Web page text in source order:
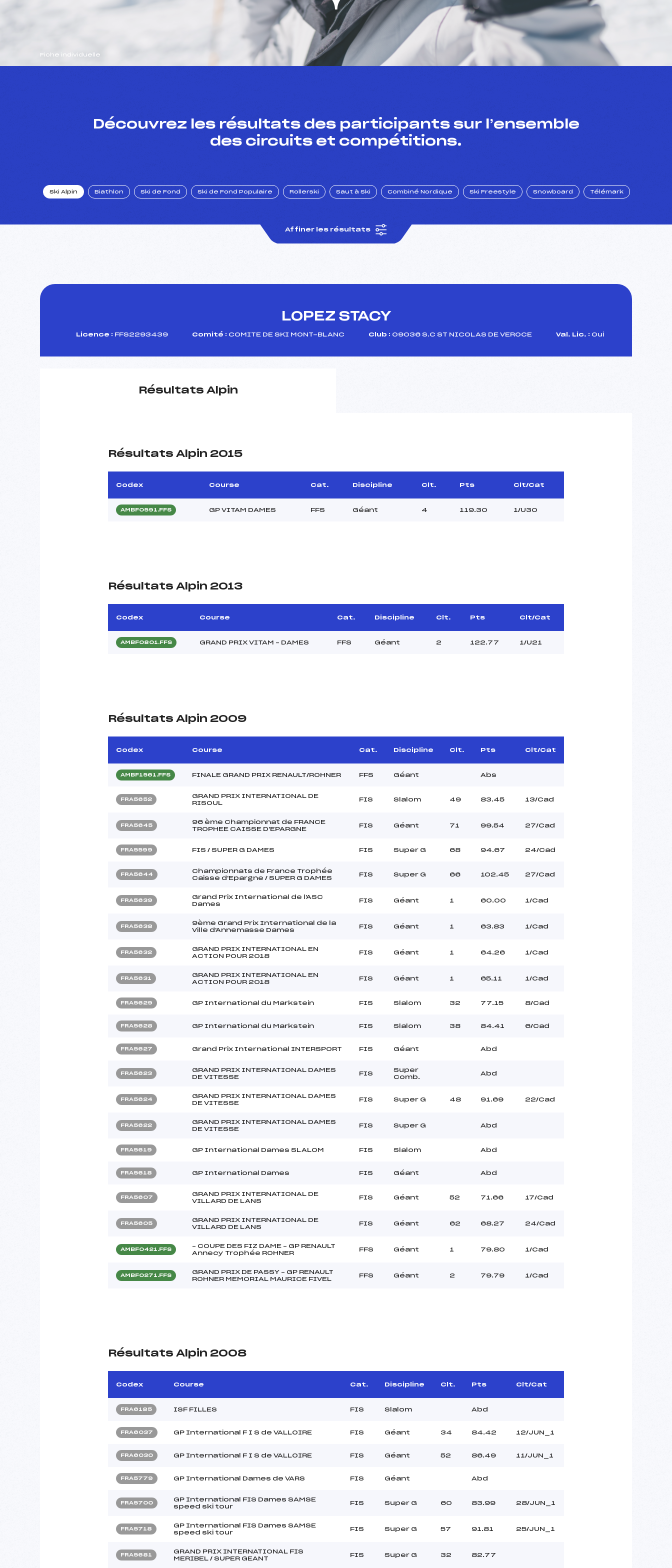
Fiche individuelle
Découvrez les résultats des participants sur l’ensemble
des circuits et compétitions.
Ski Alpin Biathlon Ski de Fond Ski de Fond Populaire Rollerski Saut à Ski Combiné Nordique Ski Freestyle Snowboard Télémark
Affiner les résultats
LOPEZ STACY
Licence : FFS2293439 Comité : COMITE DE SKI MONT-BLANC Club : 09036 S.C ST NICOLAS DE VEROCE Val. Lic. : Oui
Résultats Alpin
Résultats Alpin 2015
Codex Course Cat. Discipline Clt. Pts Clt/Cat
AMBF0591.FFS GP VITAM DAMES FFS Géant 4 119.30 1/U30
Résultats Alpin 2013
Codex Course Cat. Discipline Clt. Pts Clt/Cat
AMBF0801.FFS GRAND PRIX VITAM – DAMES FFS Géant 2 122.77 1/U21
Résultats Alpin 2009
Codex Course Cat. Discipline Clt. Pts Clt/Cat
AMBF1561.FFS FINALE GRAND PRIX RENAULT/ROHNER FFS Géant Abs
FRA5652
GRAND PRIX INTERNATIONAL DE
RISOUL
FIS Slalom 49 83.45 13/Cad
FRA5645
96 ème Championnat de FRANCE
TROPHEE CAISSE D'EPARGNE
FIS Géant 71 99.54 27/Cad
FRA5599 FIS / SUPER G DAMES FIS Super G 68 94.67 24/Cad
FRA5644
Championnats de France Trophée
Caisse d'Epargne / SUPER G DAMES
FIS Super G 66 102.45 27/Cad
FRA5639
Grand Prix International de l'ASC
Dames
FIS Géant 1 60.00 1/Cad
FRA5638
9ème Grand Prix International de la
Ville d'Annemasse Dames
FIS Géant 1 63.83 1/Cad
FRA5632
GRAND PRIX INTERNATIONAL EN
ACTION POUR 2018
FIS Géant 1 64.26 1/Cad
FRA5631
GRAND PRIX INTERNATIONAL EN
ACTION POUR 2018
FIS Géant 1 65.11 1/Cad
FRA5629 GP International du Markstein FIS Slalom 32 77.15 8/Cad
FRA5628 GP International du Markstein FIS Slalom 38 84.41 6/Cad
FRA5627 Grand Prix International INTERSPORT FIS Géant Abd
FRA5623
GRAND PRIX INTERNATIONAL DAMES
DE VITESSE
FIS
Super
Comb.
Abd
FRA5624
GRAND PRIX INTERNATIONAL DAMES
DE VITESSE
FIS Super G 48 91.69 22/Cad
FRA5622
GRAND PRIX INTERNATIONAL DAMES
DE VITESSE
FIS Super G Abd
FRA5619 GP International Dames SLALOM FIS Slalom Abd
FRA5618 GP International Dames FIS Géant Abd
FRA5607
GRAND PRIX INTERNATIONAL DE
VILLARD DE LANS
FIS Géant 52 71.66 17/Cad
FRA5605
GRAND PRIX INTERNATIONAL DE
VILLARD DE LANS
FIS Géant 62 68.27 24/Cad
AMBF0421.FFS
– COUPE DES FIZ DAME – GP RENAULT
Annecy Trophée ROHNER
FFS Géant 1 79.80 1/Cad
AMBF0271.FFS
GRAND PRIX DE PASSY – GP RENAULT
ROHNER MEMORIAL MAURICE FIVEL
FFS Géant 2 79.79 1/Cad
Résultats Alpin 2008
Codex Course Cat. Discipline Clt. Pts Clt/Cat
FRA6185 ISF FILLES FIS Slalom Abd
FRA6037 GP International F I S de VALLOIRE FIS Géant 34 84.42 12/JUN_1
FRA6030 GP International F I S de VALLOIRE FIS Géant 52 86.49 11/JUN_1
FRA5779 GP International Dames de VARS FIS Géant Abd
FRA5700
GP International FIS Dames SAMSE
speed ski tour
FIS Super G 60 83.99 28/JUN_1
FRA5718
GP International FIS Dames SAMSE
speed ski tour
FIS Super G 57 91.81 25/JUN_1
FRA5681
GRAND PRIX INTERNATIONAL FIS
MERIBEL / SUPER GEANT
FIS Super G 32 82.77